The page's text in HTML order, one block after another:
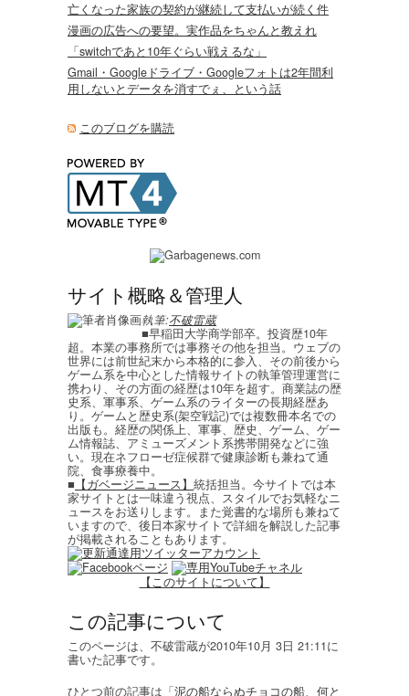
亡くなった家族の契約が継続して支払いが続く件
漫画の広告への要望。実作品をちゃんと教えれ
「switchであと10年ぐらい戦えるな」
Gmail・Googleドライブ・Googleフォトは2年間利
用しないとデータを消すでぇ、という話
このブログを購読
サイト概略＆管理人
執筆:不破雷蔵
■早稲田大学商学部卒。投資歴10年
超。本業の事務所では事務その他を担当。ウェブの
世界には前世紀末から本格的に参入、その前後から
ゲーム系を中心とした情報サイトの執筆管理運営に
携わり、その方面の経歴は10年を超す。商業誌の歴
史系、軍事系、ゲーム系のライターの長期経歴あ
り。ゲームと歴史系(架空戦記)では複数冊本名での
出版も。経歴の関係上、軍事、歴史、ゲーム、ゲー
ム情報誌、アミューズメント系携帯開発などに強
い。現在ネフローゼ症候群で健康診断も兼ねて通
院、食事療養中。
■ 【ガベージニュース】 統括担当。今サイトでは本
家サイトとは一味違う視点、スタイルでお気軽なニ
ュースをお送りします。また覚書的な場所も兼ねて
いますので、後日本家サイトで詳細を解説した記事
が掲載されることもあります。
【このサイトについて】
この記事について
このページは、不破雷蔵が2010年10月 3日 21:11に
書いた記事です。
ひとつ前の記事は「泥の船ならぬチョコの船、何と